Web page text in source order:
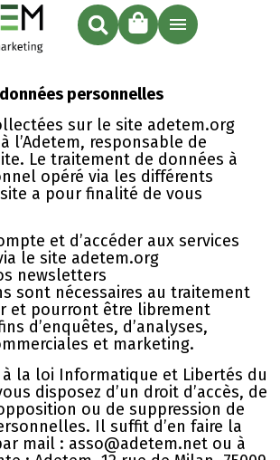
d’outils
personnelles
sur le site adetem.org
l’Adetem, responsable de
Le traitement de données à
opéré via les différents
a pour finalité de vous
et d’accéder aux services
le site adetem.org
newsletters
sont nécessaires au traitement
et pourront être librement
d’enquêtes, d’analyses,
et marketing.
la loi Informatique et Libertés du
disposez d’un droit d’accès, de
ou de suppression de
Il suffit d’en faire la
mail : asso@adetem.net ou à